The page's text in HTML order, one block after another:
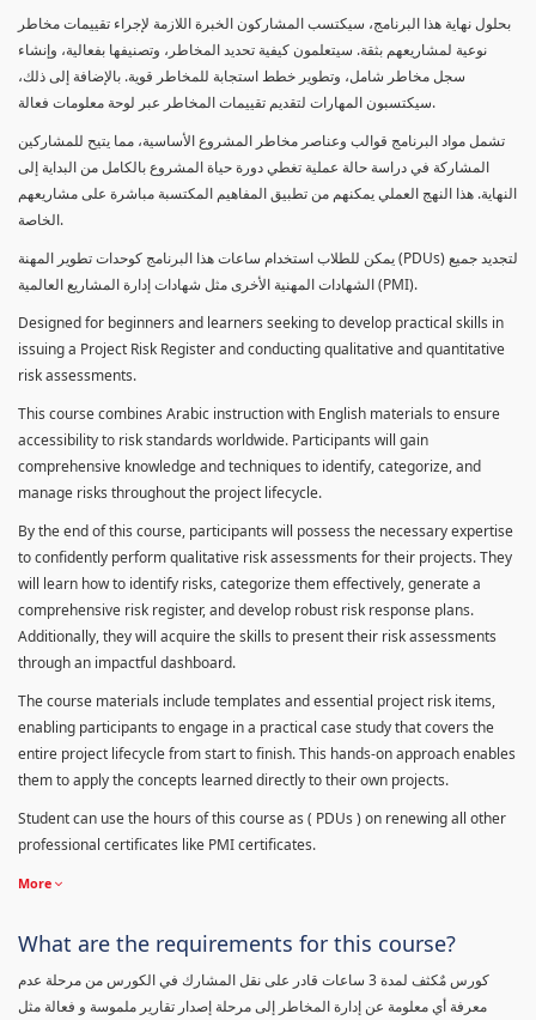
بحلول نهاية هذا البرنامج، سيكتسب المشاركون الخبرة اللازمة لإجراء تقييمات مخاطر
نوعية لمشاريعهم بثقة. سيتعلمون كيفية تحديد المخاطر، وتصنيفها بفعالية، وإنشاء
سجل مخاطر شامل، وتطوير خطط استجابة للمخاطر قوية. بالإضافة إلى ذلك،
سيكتسبون المهارات لتقديم تقييمات المخاطر عبر لوحة معلومات فعالة.
تشمل مواد البرنامج قوالب وعناصر مخاطر المشروع الأساسية، مما يتيح للمشاركين
المشاركة في دراسة حالة عملية تغطي دورة حياة المشروع بالكامل من البداية إلى
النهاية. هذا النهج العملي يمكنهم من تطبيق المفاهيم المكتسبة مباشرة على مشاريعهم
الخاصة.
يمكن للطلاب استخدام ساعات هذا البرنامج كوحدات تطوير المهنة (PDUs) لتجديد جميع
الشهادات المهنية الأخرى مثل شهادات إدارة المشاريع العالمية (PMI).
Designed for beginners and learners seeking to develop practical skills in
issuing a Project Risk Register and conducting qualitative and quantitative
risk assessments.
This course combines Arabic instruction with English materials to ensure
accessibility to risk standards worldwide. Participants will gain
comprehensive knowledge and techniques to identify, categorize, and
manage risks throughout the project lifecycle.
By the end of this course, participants will possess the necessary expertise
to confidently perform qualitative risk assessments for their projects. They
will learn how to identify risks, categorize them effectively, generate a
comprehensive risk register, and develop robust risk response plans.
Additionally, they will acquire the skills to present their risk assessments
through an impactful dashboard.
The course materials include templates and essential project risk items,
enabling participants to engage in a practical case study that covers the
entire project lifecycle from start to finish. This hands-on approach enables
them to apply the concepts learned directly to their own projects.
Student can use the hours of this course as ( PDUs ) on renewing all other
professional certificates like PMI certificates.
More
What are the requirements for this course?
كورس مٌكثف لمدة 3 ساعات قادر على نقل المشارك في الكورس من مرحلة عدم
معرفة أي معلومة عن إدارة المخاطر إلى مرحلة إصدار تقارير ملموسة و فعالة مثل